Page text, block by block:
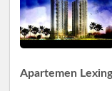
Apartemen